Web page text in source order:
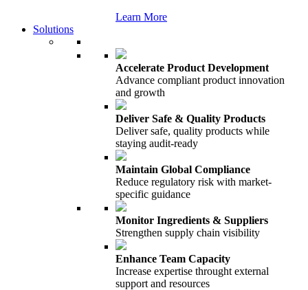
Learn More
Solutions
Accelerate Product Development
Advance compliant product innovation
and growth
Deliver Safe & Quality Products
Deliver safe, quality products while
staying audit-ready
Maintain Global Compliance
Reduce regulatory risk with market-
specific guidance
Monitor Ingredients & Suppliers
Strengthen supply chain visibility
Enhance Team Capacity
Increase expertise throught external
support and resources